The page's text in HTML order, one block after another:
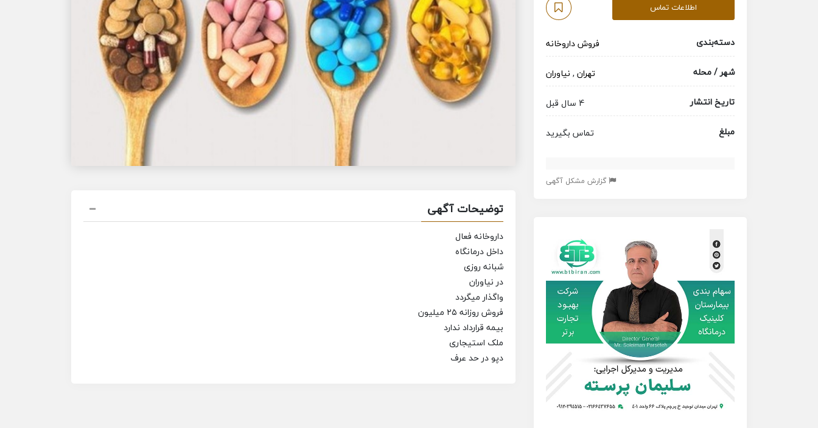
اطلاعات تماس
دسته‌بندی
فروش داروخانه
شهر / محله
تهران , نیاوران
تاریخ انتشار
4 سال قبل
مبلغ
تماس بگیرید
گزارش مشکل آگهی
توضیحات آگهی
داروخانه فعال
داخل درمانگاه
شبانه روزی
در نیاوران
واگذار میگردد
فروش روزانه ۲۵ میلیون
بیمه قرارداد ندارد
ملک استیجاری
دپو در حد عرف